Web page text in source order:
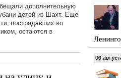
дополнительную
детей из Шахт. Еще
пострадавших во
остаются в
06